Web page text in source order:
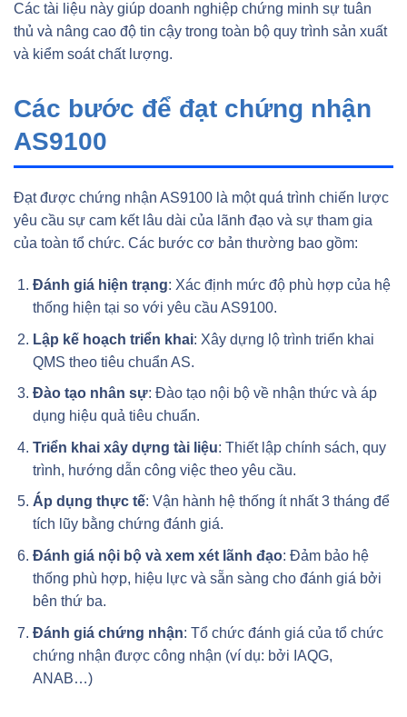
Các tài liệu này giúp doanh nghiệp chứng minh sự tuân
thủ và nâng cao độ tin cậy trong toàn bộ quy trình sản xuất
và kiểm soát chất lượng.
Các bước để đạt chứng nhận
AS9100
Đạt được chứng nhận AS9100 là một quá trình chiến lược
yêu cầu sự cam kết lâu dài của lãnh đạo và sự tham gia
của toàn tổ chức. Các bước cơ bản thường bao gồm:
Đánh giá hiện trạng: Xác định mức độ phù hợp của hệ
thống hiện tại so với yêu cầu AS9100.
Lập kế hoạch triển khai: Xây dựng lộ trình triển khai
QMS theo tiêu chuẩn AS.
Đào tạo nhân sự: Đào tạo nội bộ về nhận thức và áp
dụng hiệu quả tiêu chuẩn.
Triển khai xây dựng tài liệu: Thiết lập chính sách, quy
trình, hướng dẫn công việc theo yêu cầu.
Áp dụng thực tế: Vận hành hệ thống ít nhất 3 tháng để
tích lũy bằng chứng đánh giá.
Đánh giá nội bộ và xem xét lãnh đạo: Đảm bảo hệ
thống phù hợp, hiệu lực và sẵn sàng cho đánh giá bởi
bên thứ ba.
Đánh giá chứng nhận: Tổ chức đánh giá của tổ chức
chứng nhận được công nhận (ví dụ: bởi IAQG,
ANAB…)